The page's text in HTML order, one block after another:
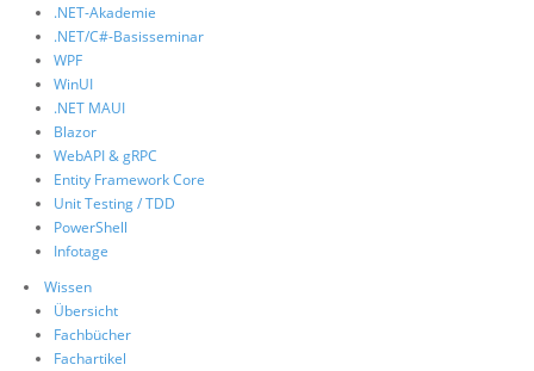
.NET-Akademie
.NET/C#-Basisseminar
WPF
WinUI
.NET MAUI
Blazor
WebAPI & gRPC
Entity Framework Core
Unit Testing / TDD
PowerShell
Infotage
Wissen
Übersicht
Fachbücher
Fachartikel